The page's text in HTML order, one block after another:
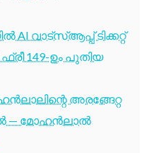
വാട്സ്ആപ്പ് ടിക്കറ്റ്
149-ഉം പുതിയ
അരങ്ങേറ്റ
— മോഹൻലാൽ